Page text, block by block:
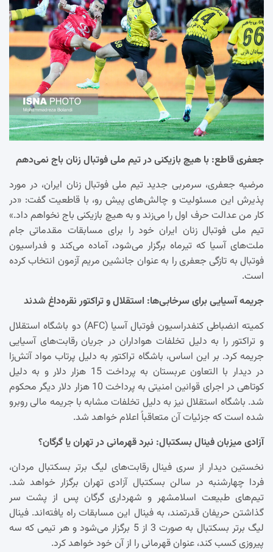
جعفری قاطع: با هیچ بازیکنی در تیم ملی فوتبال زنان باج نمی‌دهم
مرضیه جعفری، سرمربی جدید تیم ملی فوتبال زنان ایران، در مورد
پذیرش این مسئولیت و چالش‌های پیش رو، با قاطعیت گفت: «در
کار من عدالت حرف اول را می‌زند و به هیچ بازیکنی باج نخواهم داد.»
تیم ملی فوتبال زنان ایران خود را برای مسابقات مقدماتی جام
ملت‌های آسیا که تیرماه برگزار می‌شود، آماده می‌کند و فدراسیون
فوتبال به تازگی جعفری را به عنوان جانشین مریم آزمون انتخاب کرده
است.
جریمه آسیایی برای سرخابی‌ها: استقلال و تراکتور نقره‌داغ شدند
کمیته انضباطی کنفدراسیون فوتبال آسیا (AFC) دو باشگاه استقلال
و تراکتور را به دلیل تخلفات هواداران در جریان رقابت‌های آسیایی
جریمه کرد. بر این اساس، باشگاه تراکتور به دلیل پرتاب مواد آتش‌زا
در دیدار با التعاون عربستان به پرداخت 15 هزار دلار و به دلیل
کوتاهی در اجرای قوانین امنیتی به پرداخت 10 هزار دلار دیگر محکوم
شد. باشگاه استقلال نیز به دلیل تخلفات مشابه با جریمه مالی روبرو
شده است که جزئیات آن متعاقباً اعلام خواهد شد.
آزادی میزبان فینال بسکتبال: نبرد قهرمانی در تهران یا گرگان؟
نخستین دیدار از سری فینال رقابت‌های لیگ برتر بسکتبال مردان،
فردا چهارشنبه در سالن بسکتبال آزادی تهران برگزار خواهد شد.
تیم‌های طبیعت اسلامشهر و شهرداری گرگان پس از پشت سر
گذاشتن حریفان قدرتمند، به فینال این مسابقات راه یافته‌اند. فینال
لیگ برتر بسکتبال به صورت 3 از 5 برگزار می‌شود و هر تیمی که سه
پیروزی کسب کند، عنوان قهرمانی را از آن خود خواهد کرد.